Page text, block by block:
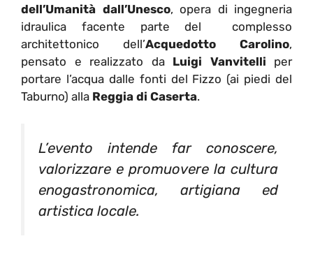
dell’Umanità dall’Unesco, opera di ingegneria
idraulica facente parte del complesso
architettonico dell’Acquedotto Carolino,
pensato e realizzato da Luigi Vanvitelli per
portare l’acqua dalle fonti del Fizzo (ai piedi del
Taburno) alla Reggia di Caserta.
L’evento intende far conoscere,
valorizzare e promuovere la cultura
enogastronomica, artigiana ed
artistica locale.